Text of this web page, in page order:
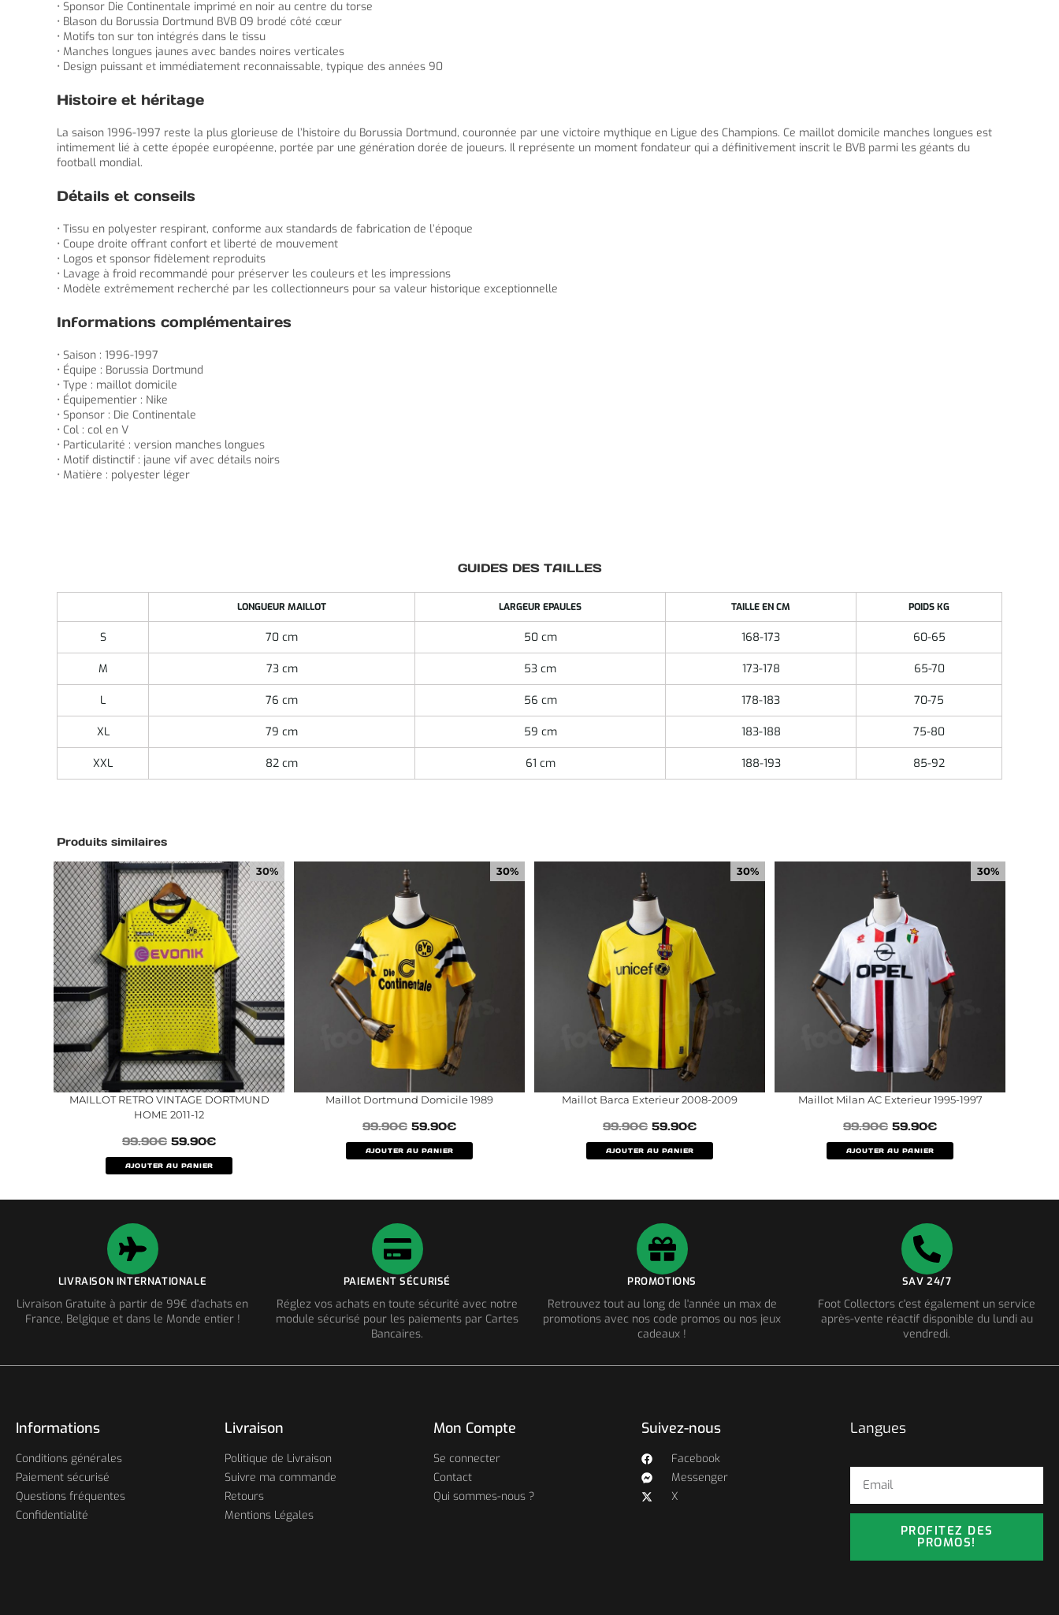
• Sponsor Die Continentale imprimé en noir au centre du torse
• Blason du Borussia Dortmund BVB 09 brodé côté cœur
• Motifs ton sur ton intégrés dans le tissu
• Manches longues jaunes avec bandes noires verticales
• Design puissant et immédiatement reconnaissable, typique des années 90
Histoire et héritage
La saison 1996-1997 reste la plus glorieuse de l’histoire du Borussia Dortmund, couronnée par une victoire mythique en Ligue des Champions. Ce maillot domicile manches longues est
intimement lié à cette épopée européenne, portée par une génération dorée de joueurs. Il représente un moment fondateur qui a définitivement inscrit le BVB parmi les géants du
football mondial.
Détails et conseils
• Tissu en polyester respirant, conforme aux standards de fabrication de l’époque
• Coupe droite offrant confort et liberté de mouvement
• Logos et sponsor fidèlement reproduits
• Lavage à froid recommandé pour préserver les couleurs et les impressions
• Modèle extrêmement recherché par les collectionneurs pour sa valeur historique exceptionnelle
Informations complémentaires
• Saison : 1996-1997
• Équipe : Borussia Dortmund
• Type : maillot domicile
• Équipementier : Nike
• Sponsor : Die Continentale
• Col : col en V
• Particularité : version manches longues
• Motif distinctif : jaune vif avec détails noirs
• Matière : polyester léger
GUIDES DES TAILLES
LONGUEUR MAILLOT LARGEUR EPAULES TAILLE EN CM POIDS KG
S 70 cm 50 cm 168-173 60-65
M 73 cm 53 cm 173-178 65-70
L 76 cm 56 cm 178-183 70-75
XL 79 cm 59 cm 183-188 75-80
XXL 82 cm 61 cm 188-193 85-92
Produits similaires
30%
MAILLOT RETRO VINTAGE DORTMUND
HOME 2011-12
99.90€ 59.90€
AJOUTER AU PANIER
30%
Maillot Dortmund Domicile 1989
99.90€ 59.90€
AJOUTER AU PANIER
30%
Maillot Barca Exterieur 2008-2009
99.90€ 59.90€
AJOUTER AU PANIER
30%
Maillot Milan AC Exterieur 1995-1997
99.90€ 59.90€
AJOUTER AU PANIER
LIVRAISON INTERNATIONALE
Livraison Gratuite à partir de 99€ d'achats en
France, Belgique et dans le Monde entier !
PAIEMENT SÉCURISÉ
Réglez vos achats en toute sécurité avec notre
module sécurisé pour les paiements par Cartes
Bancaires.
PROMOTIONS
Retrouvez tout au long de l'année un max de
promotions avec nos code promos ou nos jeux
cadeaux !
SAV 24/7
Foot Collectors c'est également un service
après-vente réactif disponible du lundi au
vendredi.
Informations
Conditions générales
Paiement sécurisé
Questions fréquentes
Confidentialité
Livraison
Politique de Livraison
Suivre ma commande
Retours
Mentions Légales
Mon Compte
Se connecter
Contact
Qui sommes-nous ?
Suivez-nous
Facebook
Messenger
X
Langues
PROFITEZ DES
PROMOS!